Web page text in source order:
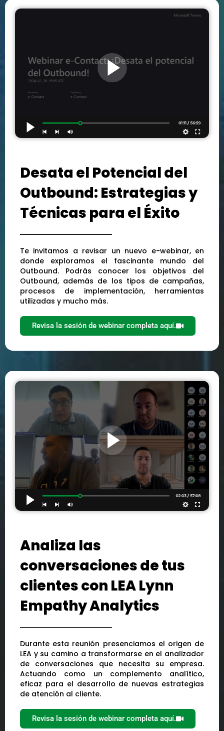
Desata el Potencial del
Outbound: Estrategias y
Técnicas para el Éxito
Te invitamos a revisar un nuevo e-webinar, en
donde exploramos el fascinante mundo del
Outbound. Podrás conocer los objetivos del
Outbound, además de los tipos de campañas,
procesos de implementación, herramientas
utilizadas y mucho más.
Revisa la sesión de webinar completa aquí.
Analiza las
conversaciones de tus
clientes con LEA Lynn
Empathy Analytics
Durante esta reunión presenciamos el origen de
LEA y su camino a transformarse en el analizador
de conversaciones que necesita su empresa.
Actuando como un complemento analítico,
eficaz para el desarrollo de nuevas estrategias
de atención al cliente.
Revisa la sesión de webinar completa aquí.